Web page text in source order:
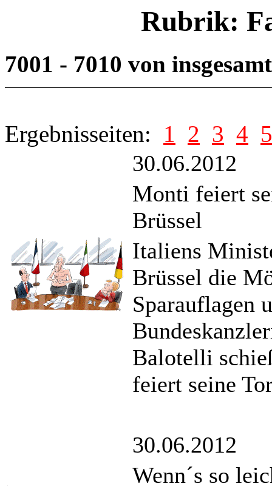
Rubrik:
7001 - 7010 von
Ergebnisseiten: 1 2 3 4 5
30.06.2012
Monti feiert
Brüssel
Italiens
Brüssel die
Sparauflagen
Balotelli
feiert seine
30.06.2012
Wenn´s so